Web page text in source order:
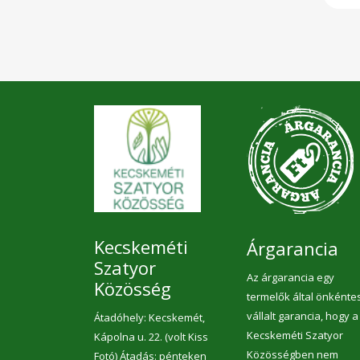
és
a
/
Kecskeméti
Szatyor
Közösség
Átadóhely: Kecskemét,
Kápolna u. 22. (volt Kiss
Fotó) Átadás: pénteken
Árgarancia
Az árgarancia egy
termelők által
vállalt garancia, hogy a
Kecskeméti Szatyor
Közösségben nem